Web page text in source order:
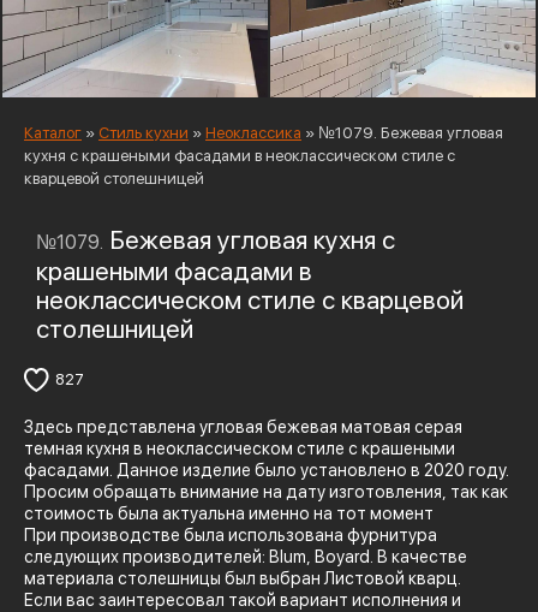
Каталог » Стиль кухни » Неоклассика » №1079. Бежевая угловая
кухня с крашеными фасадами в неоклассическом стиле с
кварцевой столешницей
№1079. Бежевая угловая кухня с
крашеными фасадами в
неоклассическом стиле с кварцевой
столешницей
827
Здесь представлена угловая бежевая матовая серая
темная кухня в неоклассическом стиле с крашеными
фасадами. Данное изделие было установлено в 2020 году.
Просим обращать внимание на дату изготовления, так как
стоимость была актуальна именно на тот момент
При производстве была использована фурнитура
следующих производителей: Blum, Boyard. В качестве
материала столешницы был выбран Листовой кварц.
Если вас заинтересовал такой вариант исполнения и